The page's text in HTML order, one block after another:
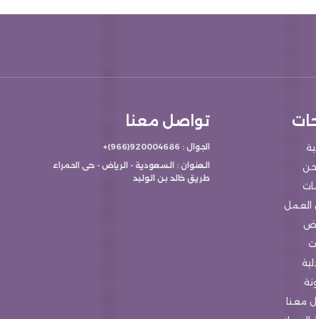
العمل
معنا
تواصل معنا
الجوال : 920004686(966)+
العنوان : السعودية - الرياض - حى الحمراء
طريق خالد بن الوليد